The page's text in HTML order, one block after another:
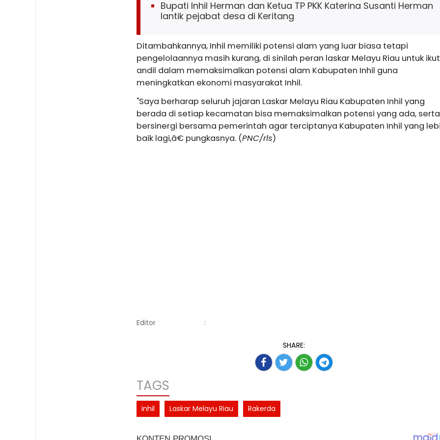
Bupati Inhil Herman dan Ketua TP PKK Katerina Susanti Herman
lantik pejabat desa di Keritang
Ditambahkannya, Inhil memiliki potensi alam yang luar biasa tetapi
pengelolaannya masih kurang, di sinilah peran laskar Melayu Riau untuk ikut
andil dalam memaksimalkan potensi alam Kabupaten Inhil guna
meningkatkan ekonomi masyarakat Inhil.
"Saya berharap seluruh jajaran Laskar Melayu Riau Kabupaten Inhil yang
berada di setiap kecamatan bisa memaksimalkan potensi yang ada, serta
bersinergi bersama pemerintah agar terciptanya Kabupaten Inhil yang
baik lagi,â€ pungkasnya. (PNC/rls)
Editor :
SHARE:
TAGS
inhil Laskar Melayu Riau Rakerda